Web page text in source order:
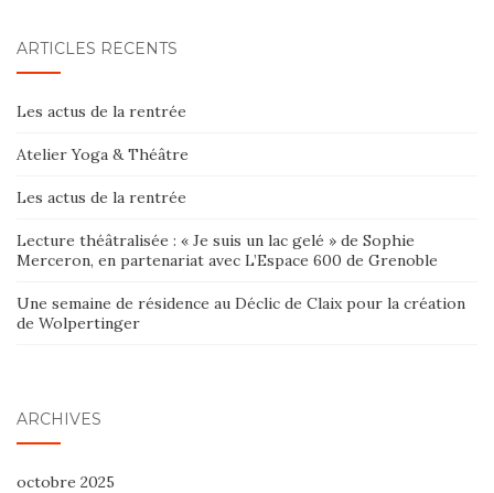
ARTICLES RÉCENTS
Les actus de la rentrée
Atelier Yoga & Théâtre
Les actus de la rentrée
Lecture théâtralisée : « Je suis un lac gelé » de Sophie
Merceron, en partenariat avec L’Espace 600 de Grenoble
Une semaine de résidence au Déclic de Claix pour la création
de Wolpertinger
ARCHIVES
octobre 2025